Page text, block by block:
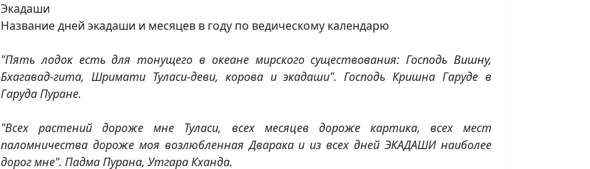
Экадаши
Название дней экадаши и месяцев в году по ведическому календарю
"Пять лодок есть для тонущего в океане мирского существования: Господь Вишну,
Бхагавад-гита, Шримати Туласи-деви, корова и экадаши". Господь Кришна Гаруде в
Гаруда Пуране.
"Всех растений дороже мне Туласи, всех месяцев дороже картика, всех мест
паломничества дороже моя возлюбленная Дварака и из всех дней ЭКАДАШИ наиболее
дорог мне". Падма Пурана, Утгара Кханда.